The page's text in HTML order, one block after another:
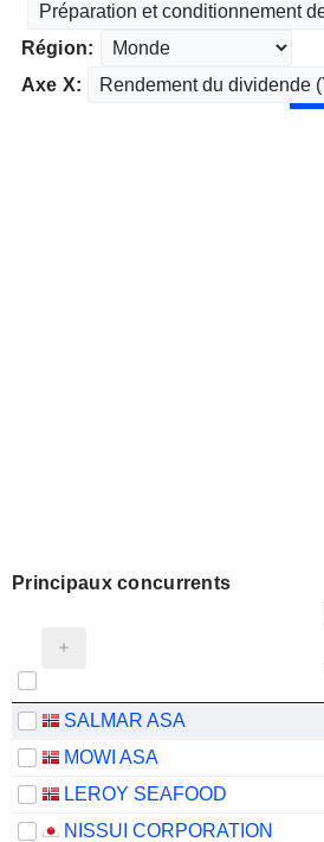
Région:
Axe X:
Principaux concurrents
SALMAR ASA
MOWI ASA
LEROY SEAFOOD
NISSUI CORPORATION